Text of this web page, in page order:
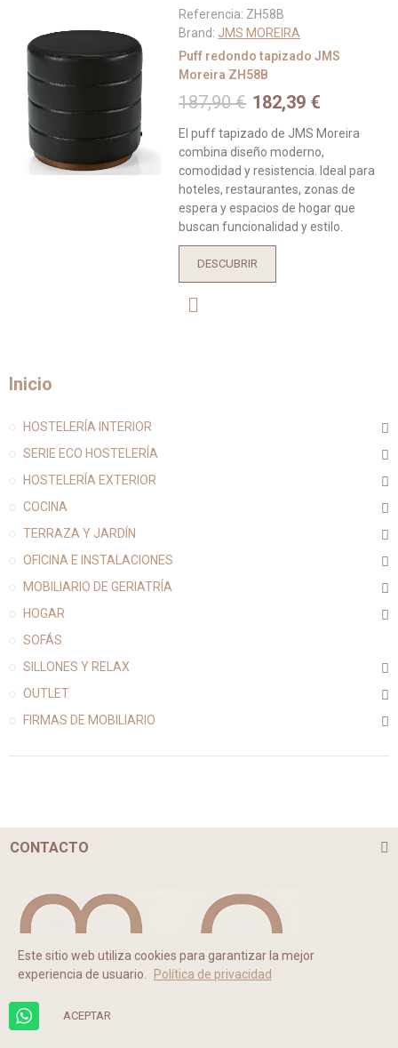
Referencia: ZH58B
Brand: JMS MOREIRA
Puff redondo tapizado JMS
Moreira ZH58B
187,90 € 182,39 €
El puff tapizado de JMS Moreira
combina diseño moderno,
comodidad y resistencia. Ideal para
hoteles, restaurantes, zonas de
espera y espacios de hogar que
buscan funcionalidad y estilo.
DESCUBRIR
Inicio
HOSTELERÍA INTERIOR
SERIE ECO HOSTELERÍA
HOSTELERÍA EXTERIOR
COCINA
TERRAZA Y JARDÍN
OFICINA E INSTALACIONES
MOBILIARIO DE GERIATRÍA
HOGAR
SOFÁS
SILLONES Y RELAX
OUTLET
FIRMAS DE MOBILIARIO
CONTACTO
Este sitio web utiliza cookies para garantizar la mejor
experiencia de usuario.
Política de privacidad
ACEPTAR